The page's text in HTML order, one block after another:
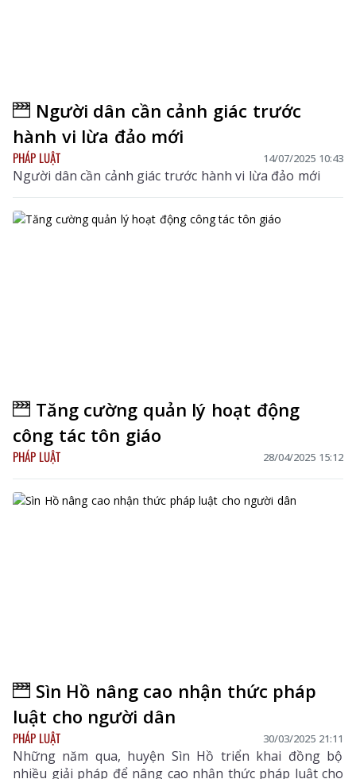
Người dân cần cảnh giác trước
hành vi lừa đảo mới
PHÁP LUẬT 14/07/2025 10:43
Người dân cần cảnh giác trước hành vi lừa đảo mới
Tăng cường quản lý hoạt động
công tác tôn giáo
PHÁP LUẬT 28/04/2025 15:12
Sìn Hồ nâng cao nhận thức pháp
luật cho người dân
PHÁP LUẬT 30/03/2025 21:11
Những năm qua, huyện Sìn Hồ triển khai đồng bộ
nhiều giải pháp để nâng cao nhận thức pháp luật cho